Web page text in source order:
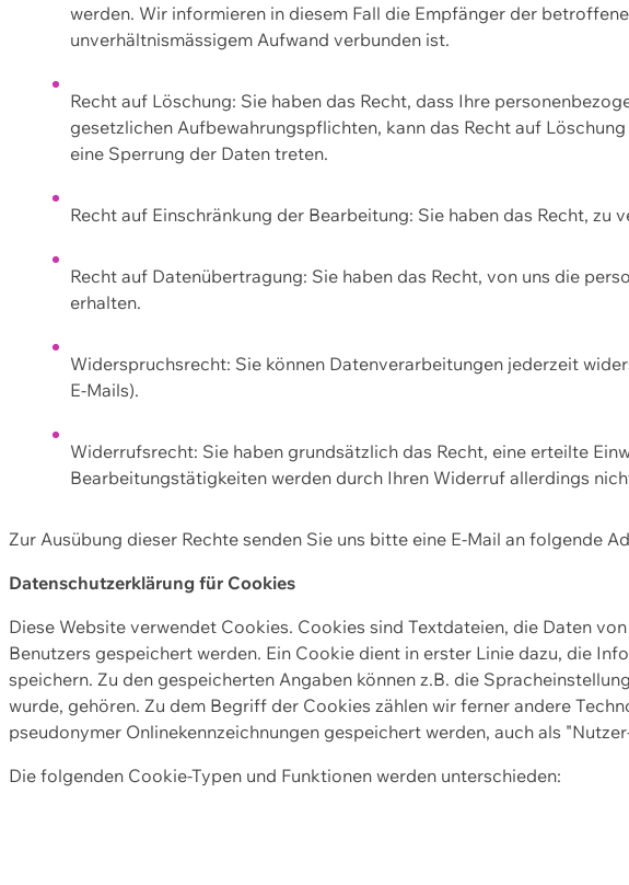
werden. Wir informieren in diesem Fall die Empfänger der
unverhältnismässigem Aufwand verbunden ist.
Recht auf Löschung: Sie haben das Recht, dass Ihre
gesetzlichen Aufbewahrungspflichten, kann das Recht auf
eine Sperrung der Daten treten.
Recht auf Einschränkung der Bearbeitung: Sie haben das Recht,
Recht auf Datenübertragung: Sie haben das Recht, von uns die
erhalten.
Widerspruchsrecht: Sie können Datenverarbeitungen jederzeit
E-Mails).
Widerrufsrecht: Sie haben grundsätzlich das Recht, eine erteilte
Bearbeitungstätigkeiten werden durch Ihren Widerruf allerdings
Zur Ausübung dieser Rechte senden Sie uns bitte eine E-Mail an folgende
Datenschutzerklärung für Cookies
Diese Website verwendet Cookies. Cookies sind Textdateien, die Daten
Benutzers gespeichert werden. Ein Cookie dient in erster Linie dazu, die
speichern. Zu den gespeicherten Angaben können z.B. die
wurde, gehören. Zu dem Begriff der Cookies zählen wir ferner andere
pseudonymer Onlinekennzeichnungen gespeichert werden, auch als
Die folgenden Cookie-Typen und Funktionen werden unterschieden: